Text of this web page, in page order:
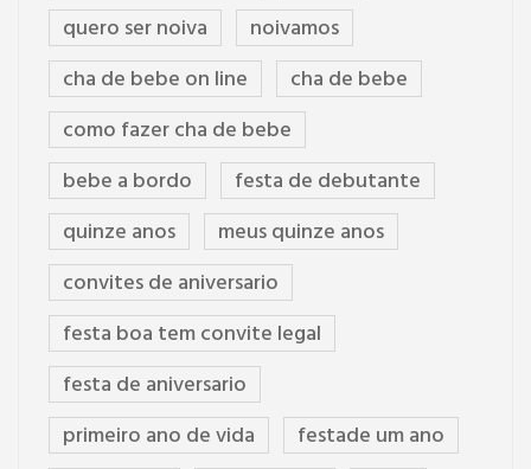
quero ser noiva
noivamos
cha de bebe on line
cha de bebe
como fazer cha de bebe
bebe a bordo
festa de debutante
quinze anos
meus quinze anos
convites de aniversario
festa boa tem convite legal
festa de aniversario
primeiro ano de vida
festade um ano